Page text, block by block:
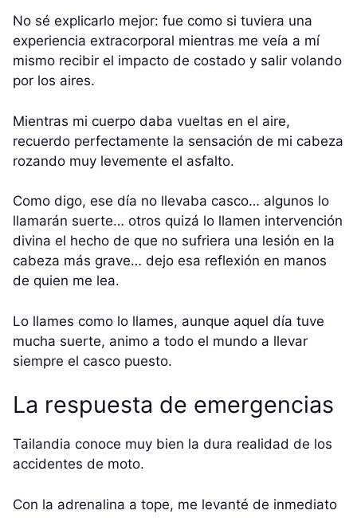
No sé explicarlo mejor: fue como si tuviera una
experiencia extracorporal mientras me veía a mí
mismo recibir el impacto de costado y salir volando
por los aires.
Mientras mi cuerpo daba vueltas en el aire,
recuerdo perfectamente la sensación de mi cabeza
rozando muy levemente el asfalto.
Como digo, ese día no llevaba casco… algunos lo
llamarán suerte… otros quizá lo llamen intervención
divina el hecho de que no sufriera una lesión en la
cabeza más grave… dejo esa reflexión en manos
de quien me lea.
Lo llames como lo llames, aunque aquel día tuve
mucha suerte, animo a todo el mundo a llevar
siempre el casco puesto.
La respuesta de emergencias
Tailandia conoce muy bien la dura realidad de los
accidentes de moto.
Con la adrenalina a tope, me levanté de inmediato